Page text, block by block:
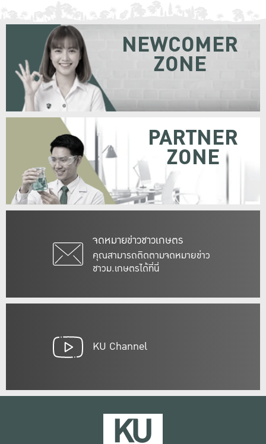
จดหมายข่าวชาวเกษตร
คุณสามารถติดตามจดหมายข่าว
ชาวม.เกษตรได้ที่นี่
NEWCOMER
ZONE
PARTNER
ZONE
KU Channel